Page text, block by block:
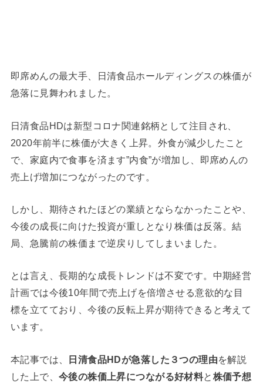
即席めんの最大手、日清食品ホールディングスの株価が
急落に見舞われました。
日清食品HDは新型コロナ関連銘柄として注目され、
2020年前半に株価が大きく上昇。外食が減少したこと
で、家庭内で食事を済ます”内食”が増加し、即席めんの
売上げ増加につながったのです。
しかし、期待されたほどの業績とならなかったことや、
今後の成長に向けた投資が重しとなり株価は反落。結
局、急騰前の株価まで逆戻りしてしまいました。
とは言え、長期的な成長トレンドは不変です。中期経営
計画では今後10年間で売上げを倍増させる意欲的な目
標を立てており、今後の反転上昇が期待できると考えて
います。
本記事では、 日清食品HDが急落した３つの理由を解説
した上で、 今後の株価上昇につながる好材料と 株価予想